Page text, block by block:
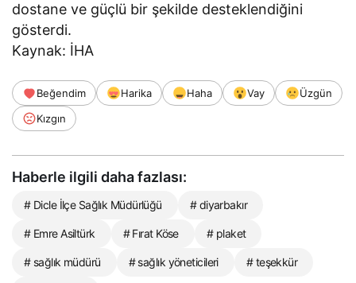
dostane ve güçlü bir şekilde desteklendiğini
gösterdi.
Kaynak: İHA
Beğendim Harika Haha Vay
Üzgün
Kızgın
Haberle ilgili daha fazlası:
# Dicle İlçe Sağlık Müdürlüğü # diyarbakır
# Emre Asiltürk # Fırat Köse # plaket
# sağlık müdürü # sağlık yöneticileri # teşekkür